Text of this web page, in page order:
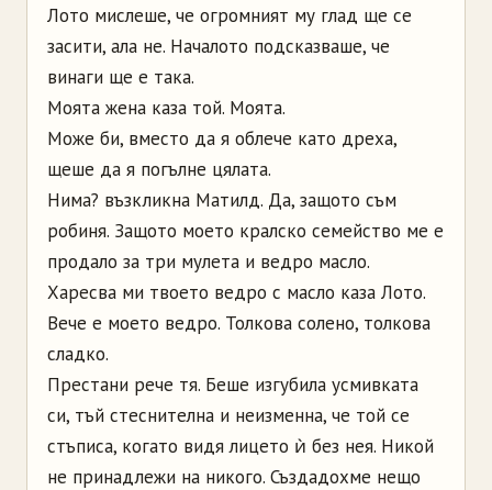
Лото мислеше, че огромният му глад ще се
засити, ала не. Началото подсказваше, че
винаги ще е така.
Моята жена каза той. Моята.
Може би, вместо да я облече като дреха,
щеше да я погълне цялата.
Нима? възкликна Матилд. Да, защото съм
робиня. Защото моето кралско семейство ме е
продало за три мулета и ведро масло.
Харесва ми твоето ведро с масло каза Лото.
Вече е моето ведро. Толкова солено, толкова
сладко.
Престани рече тя. Беше изгубила усмивката
си, тъй стеснителна и неизменна, че той се
стъписа, когато видя лицето ѝ без нея. Никой
не принадлежи на никого. Създадохме нещо